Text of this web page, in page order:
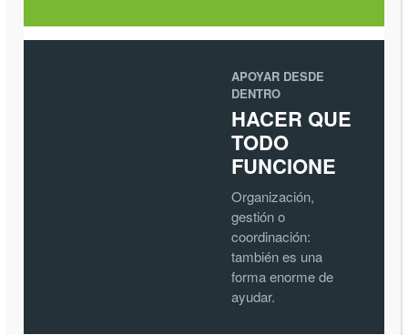
APOYAR DESDE
DENTRO
HACER QUE
TODO
FUNCIONE
Organización,
gestión o
coordinación:
también es una
forma enorme de
ayudar.